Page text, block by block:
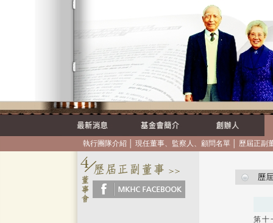
執行團隊介紹 現任董事、監察人、顧問名單│ 歷屆正副
第十